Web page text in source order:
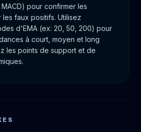
pour confirmer les
faux positifs. Utilisez
d'EMA (ex: 20, 50, 200) pour
à court, moyen et long
les points de support et de